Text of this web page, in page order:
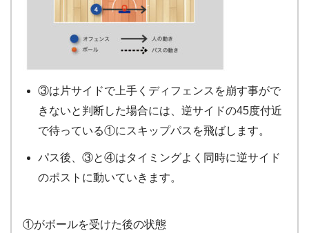
③は片サイドで上手くディフェンスを崩す事がで
きないと判断した場合には、逆サイドの45度付近
で待っている①にスキップパスを飛ばします。
パス後、③と④はタイミングよく同時に逆サイド
のポストに動いていきます。
①がボールを受けた後の状態